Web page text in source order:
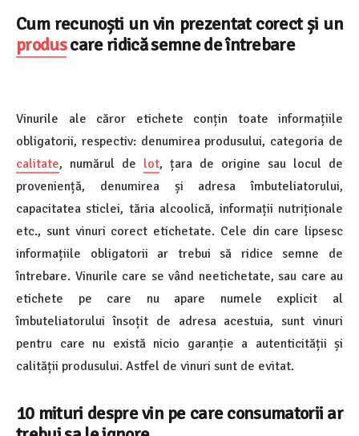
Cum recunoști un vin prezentat corect și un
produscare ridică semne de întrebare
Vinurile ale căror etichete conțin toate informațiile
obligatorii, respectiv: denumirea produsului, categoria de
calitate, numărul de lot, țara de origine sau locul de
proveniență, denumirea și adresa îmbuteliatorului,
capacitatea sticlei, tăria alcoolică, informații nutriționale
etc., sunt vinuri corect etichetate. Cele din care lipsesc
informațiile obligatorii ar trebui să ridice semne de
întrebare. Vinurile care se vând neetichetate, sau care au
etichete pe care nu apare numele explicit al
îmbuteliatorului însoțit de adresa acestuia, sunt vinuri
pentru care nu există nicio garanție a autenticității și
calității produsului. Astfel de vinuri sunt de evitat.
10 mituri despre vin pe care consumatorii ar